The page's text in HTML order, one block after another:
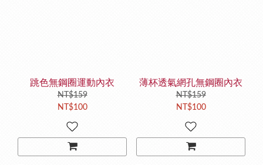
跳色無鋼圈運動內衣
NT$159
NT$100
薄杯透氣網孔無鋼圈內衣
NT$159
NT$100